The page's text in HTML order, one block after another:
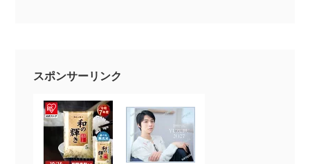
スポンサーリンク